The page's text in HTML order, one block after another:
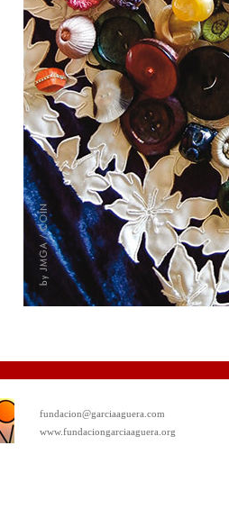
fundacion@garciaaguera.com
www.fundaciongarciaaguera.org